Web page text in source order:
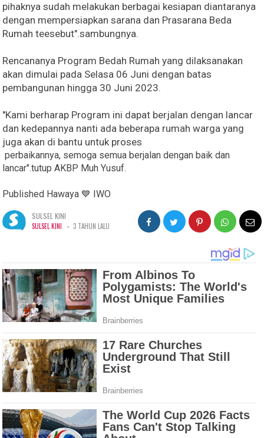
pihaknya sudah melakukan berbagai kesiapan diantaranya
dengan mempersiapkan sarana dan Prasarana Beda
Rumah teesebut".sambungnya.
Rencananya Program Bedah Rumah yang dilaksanakan
akan dimulai pada Selasa 06 Juni dengan batas
pembangunan hingga 30 Juni 2023.
"Kami berharap Program ini dapat berjalan dengan lancar
dan kedepannya nanti ada beberapa rumah warga yang
juga akan di bantu untuk proses
perbaikannya, semoga semua berjalan dengan baik dan
lancar".tutup AKBP Muh Yusuf.
Published Hawaya 💙 IWO
SULSEL KINI
SULSEL KINI - 3 TAHUN LALU